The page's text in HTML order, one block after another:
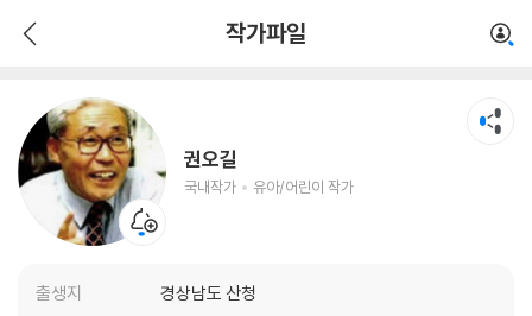
작가파일
권오길
국내작가 유아/어린이 작가
출생지
경상남도 산청